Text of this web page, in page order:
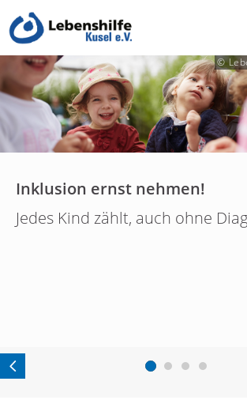
©
Inklusion ernst nehmen!
Jedes Kind zählt, auch ohne
Vorherige Folie